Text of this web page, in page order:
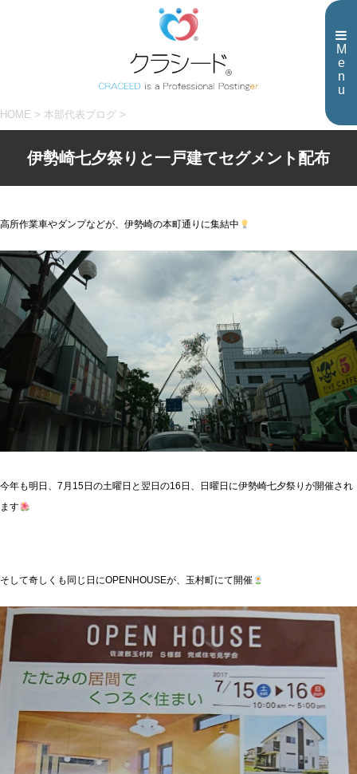
M
e
n
u
HOME > 本部代表ブログ >
伊勢崎七夕祭りと一戸建てセグメント配布
高所作業車やダンプなどが、伊勢崎の本町通りに集結中
今年も明日、7月15日の土曜日と翌日の16日、日曜日に伊勢崎七夕祭りが開催され
ます
そして奇しくも同じ日にOPENHOUSEが、玉村町にて開催